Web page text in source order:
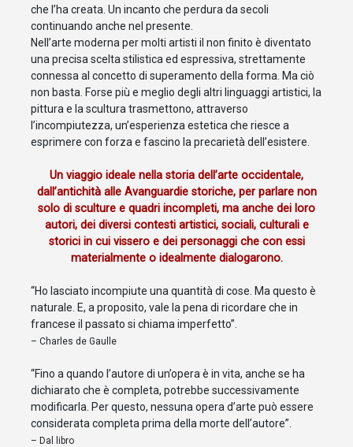
che l’ha creata. Un incanto che perdura da secoli
continuando anche nel presente.
Nell’arte moderna per molti artisti il non finito è diventato
una precisa scelta stilistica ed espressiva, strettamente
connessa al concetto di superamento della forma. Ma ciò
non basta. Forse più e meglio degli altri linguaggi artistici, la
pittura e la scultura trasmettono, attraverso
l’incompiutezza, un’esperienza estetica che riesce a
esprimere con forza e fascino la precarietà dell’esistere.
Un viaggio ideale nella storia dell’arte occidentale,
dall’antichità alle Avanguardie storiche, per parlare non
solo di sculture e quadri incompleti, ma anche dei loro
autori, dei diversi contesti artistici, sociali, culturali e
storici in cui vissero e dei personaggi che con essi
materialmente o idealmente dialogarono.
“Ho lasciato incompiute una quantità di cose. Ma questo è
naturale. E, a proposito, vale la pena di ricordare che in
francese il passato si chiama imperfetto”.
– Charles de Gaulle
“Fino a quando l’autore di un’opera è in vita, anche se ha
dichiarato che è completa, potrebbe successivamente
modificarla. Per questo, nessuna opera d’arte può essere
considerata completa prima della morte dell’autore”.
– Dal libro